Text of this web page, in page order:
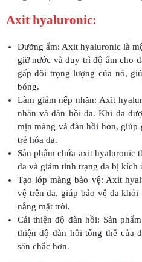
Axit hyaluronic:
Dưỡng ẩm: Axit hyaluronic là
giữ nước và duy trì độ ẩm cho
gấp đôi trọng lượng của nó,
bóng.
Làm giảm nếp nhăn: Axit
nhăn và đàn hồi da. Khi da
mịn màng và đàn hồi hơn, giúp
trẻ hóa da.
Sản phẩm chứa axit hyaluronic
da và giảm tình trạng da bị kích
Tạo lớp màng bảo vệ: Axit
vệ trên da, giúp bảo vệ da
nắng mặt trời.
Cải thiện độ đàn hồi: Sản
thiện độ đàn hồi tổng thể của
săn chắc hơn.